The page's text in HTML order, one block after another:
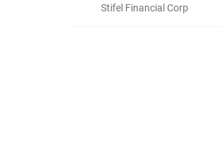
Stifel Financial Corp